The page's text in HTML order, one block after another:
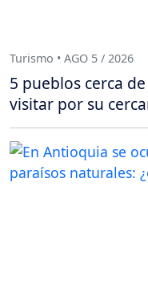
Turismo • AGO 5 / 2026
5 pueblos cerca
visitar por su